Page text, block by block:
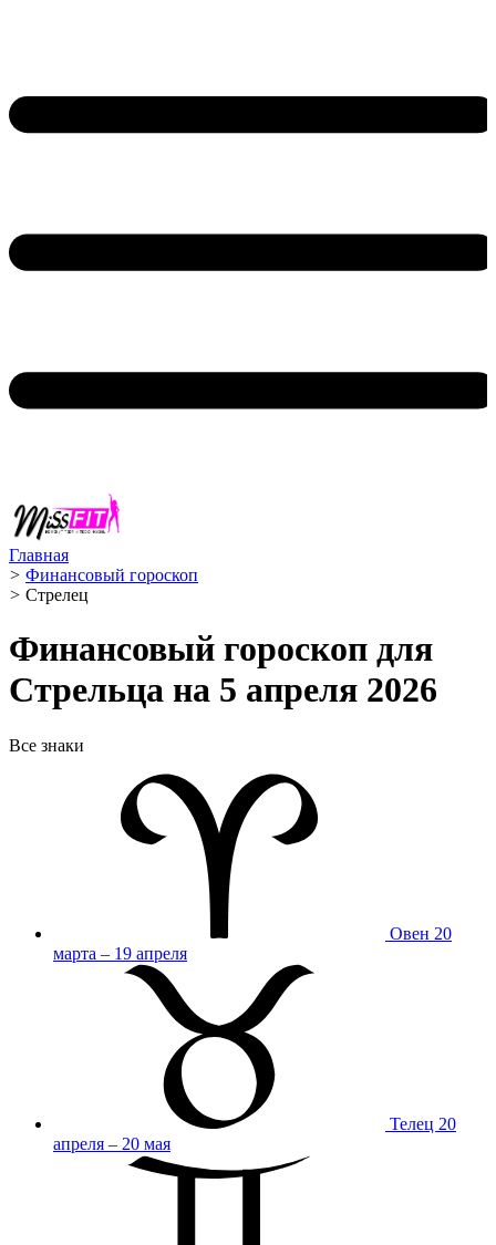
Главная
> Финансовый гороскоп
> Стрелец ️
Финансовый гороскоп для
Стрельца на 5 апреля 2026
Все знаки
Овен 20
марта – 19 апреля
Телец 20
апреля – 20 мая